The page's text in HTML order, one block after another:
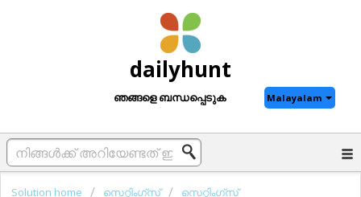
dailyhunt
ഞങ്ങളെ ബന്ധപ്പെടുക Malayalam
Solution home സെറ്റിംഗ്സ് സെറ്റിംഗ്സ്